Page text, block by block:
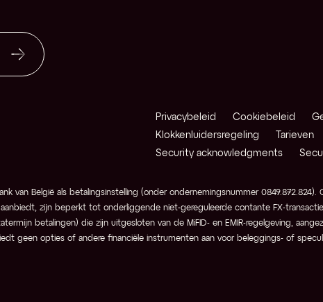
positie
/ exotische valuta
Privacybeleid Cookiebeleid
Klokkenluidersregeling
Tarieven
Security acknowledgments
van België als betalingsinstelling (onder ondernemingsnummer
zijn beperkt tot onderliggende niet-gereguleerde contante FX-
betalingen) die zijn uitgesloten van de MiFID- en EMIR-regelgeving,
geen opties of andere financiële instrumenten aan voor beleggings- of